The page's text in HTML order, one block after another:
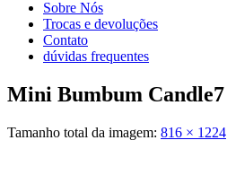
Sobre Nós
Trocas e devoluções
Contato
dúvidas frequentes
Mini Bumbum Candle7
Tamanho total da imagem: 816 × 1224